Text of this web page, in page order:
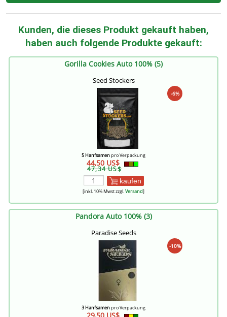
Kunden, die dieses Produkt gekauft haben,
haben auch folgende Produkte gekauft:
Gorilla Cookies Auto 100% (5)
Seed Stockers
-6%
5 Hanfsamenpro Verpackung
44,50 US$
47,34 US$
kaufen
[inkl. 10% Mwst zzgl.Versand]
Pandora Auto 100% (3)
Paradise Seeds
-10%
3 Hanfsamenpro Verpackung